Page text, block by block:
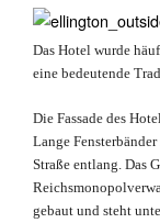
Das Hotel wurde
eine bedeutende
Die Fassade des
Lange
Straße entlang. Das
gebaut und steht